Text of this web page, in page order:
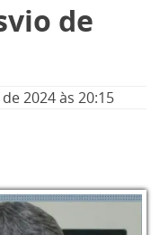
de
2024às 20:15